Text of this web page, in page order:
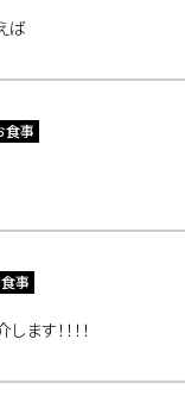
ば
食事
事
す！！！！